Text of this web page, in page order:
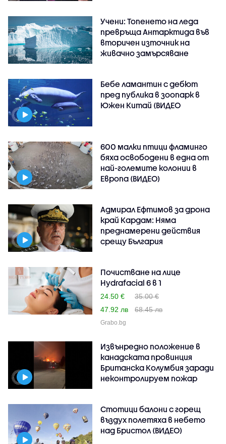
Учени: Топенето на леда
превръща Антарктида във
вторичен източник на
живачно замърсяване
Бебе ламантин с дебют
пред публика в зоопарк в
Южен Китай (ВИДЕО
600 малки птици фламинго
бяха освободени в една от
най-големите колонии в
Европа (ВИДЕО)
Адмирал Ефтимов за дрона
край Кардам: Няма
преднамерени действия
срещу България
Почистване на лице
Hydrafacial 6 в 1
24.50 €
35.00 €
47.92 лв
68.45 лв
Grabo.bg
Извънредно положение в
канадската провинция
Британска Колумбия заради
неконтролируем пожар
Стотици балони с горещ
въздух полетяха в небето
над Бристол (ВИДЕО)